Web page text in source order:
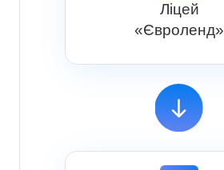
Ліцей
«Євроленд»